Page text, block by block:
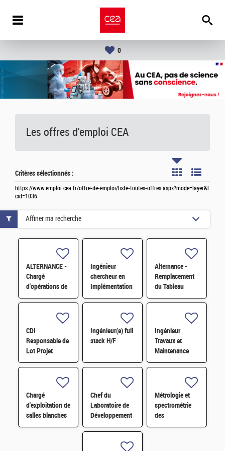
0
Les offres d'emploi CEA
Critères sélectionnés :
https://www.emploi.cea.fr/offre-de-emploi/liste-toutes-offres.aspx?mode=layer&l
cid=1036
ALTERNANCE -
Chargé
d'opérations de
maintenance sur
Nucléaire de
Base (INB) H/F
Ingénieur
chercheur en
Implémentation
Physique
numérique H/F
Alternance -
Remplacement
du Tableau
Général Basse
Bâtiment H/F
CDI
Responsable de
Lot Projet
Bâtiment 18 H/F
Ingénieur(e) full
stack H/F
Ingénieur
Travaux et
Maintenance
H/F
Chargé
d'exploitation de
salles blanches
H/F
Chef du
Laboratoire de
Développement
de Dispositifs
Métrologie et
spectrométrie
des
rayonnements X
Affiner ma recherche